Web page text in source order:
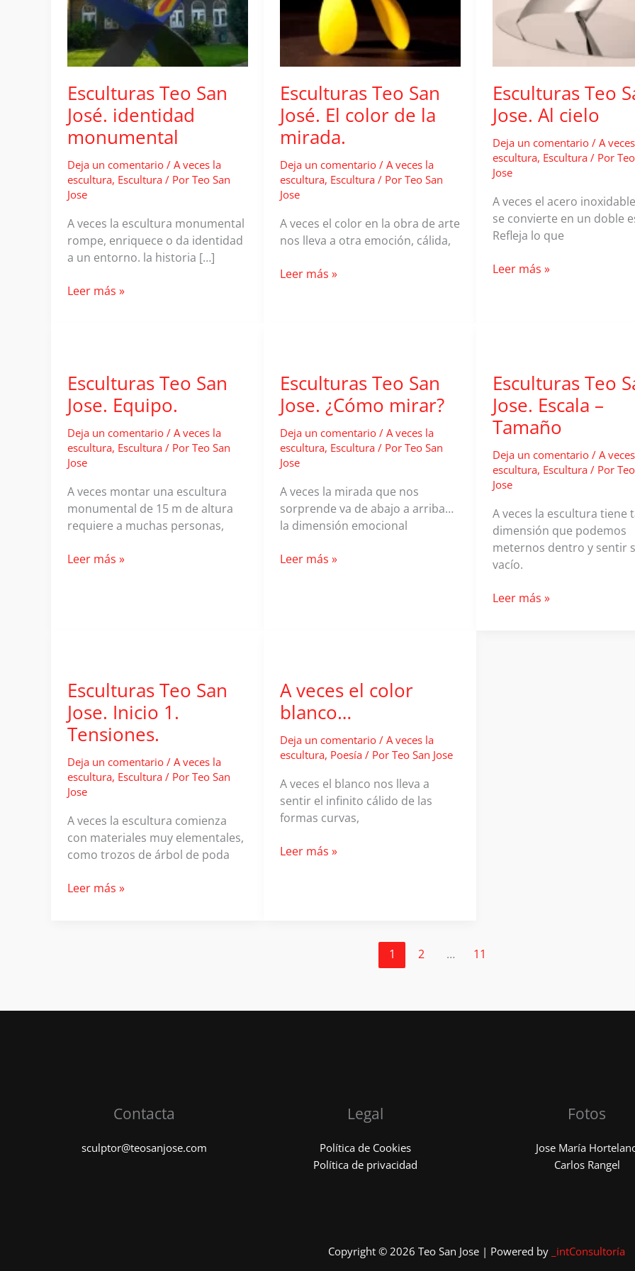
Esculturas Teo San
José. identidad
monumental
Deja un comentario / A veces la
escultura, Escultura/ Por Teo San
Jose
A veces la escultura monumental
rompe, enriquece o da identidad
a un entorno. la historia […]
Esculturas
monumental
Leer más »
Esculturas Teo San
José. El color de la
mirada.
Deja un comentario / A veces la
escultura, Escultura/ Por Teo San
Jose
A veces el color en la obra de arte
nos lleva a otra emoción, cálida,
Esculturas
de
la
mirada.
Leer más »
Esculturas Teo
Jose. Al cielo
Deja un comentario / A
escultura, Escultura/ Por
Jose
A veces el acero
se convierte en un doble
Refleja lo que
Esculturas
Leer más »
Esculturas Teo San
Jose. Equipo.
Deja un comentario / A veces la
escultura, Escultura/ Por Teo San
Jose
A veces montar una escultura
monumental de 15 m de altura
requiere a muchas personas,
Esculturas
Leer más »
Esculturas Teo San
Jose. ¿Cómo mirar?
Deja un comentario / A veces la
escultura, Escultura/ Por Teo San
Jose
A veces la mirada que nos
sorprende va de abajo a arriba…
la dimensión emocional
Esculturas
Leer más »
Esculturas Teo
Jose. Escala –
Tamaño
Deja un comentario / A
escultura, Escultura/ Por
Jose
A veces la escultura tiene
dimensión que podemos
meternos dentro y sentir
vacío.
Esculturas
Leer más »
Esculturas Teo San
Jose. Inicio 1.
Tensiones.
Deja un comentario / A veces la
escultura, Escultura/ Por Teo San
Jose
A veces la escultura comienza
con materiales muy elementales,
como trozos de árbol de poda
Esculturas
Leer más »
A veces el color
blanco…
Deja un comentario / A veces la
escultura, Poesía/ Por Teo San Jose
A veces el blanco nos lleva a
sentir el infinito cálido de las
formas curvas,
A
Leer más »
1 2 … 11
Contacta
sculptor@teosanjose.com
Legal
Política de Cookies
Política de privacidad
Fotos
Jose María
Carlos Rangel
Copyright © 2026 Teo San Jose | Powered by _intConsultoría